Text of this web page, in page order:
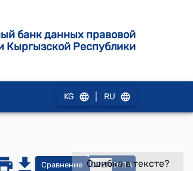
банк данных правовой
Кыргызской Республики
KG RU
Сравнение OPEN DATA
Ошибка в тексте?